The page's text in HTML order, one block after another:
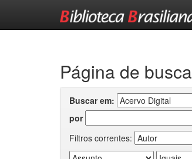
Página de busca
Buscar em:
por
Filtros correntes: